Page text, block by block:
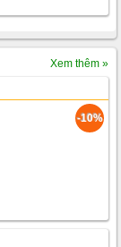
Xem thêm »
-10%